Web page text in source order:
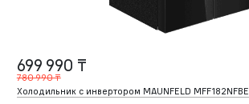
699 990 ₸
780 990 ₸
Холодильник c инвертором MAUNFELD MFF182NFBE